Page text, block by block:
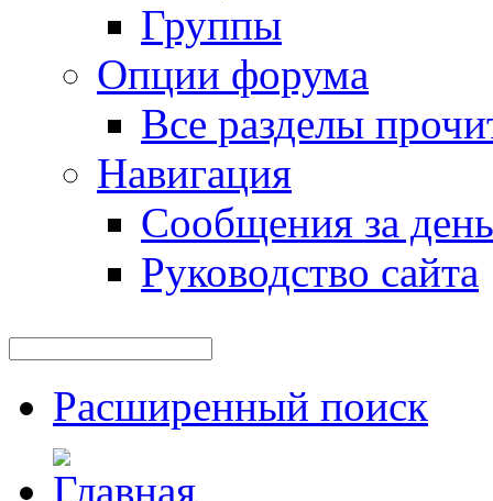
Группы
Опции форума
Все разделы
Навигация
Сообщения за день
Руководство сайта
Расширенный поиск